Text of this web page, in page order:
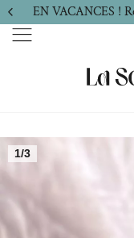
EN VACANCES !
1/3